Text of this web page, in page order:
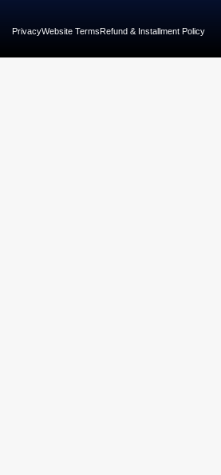
PrivacyWebsite TermsRefund & Installment Policy